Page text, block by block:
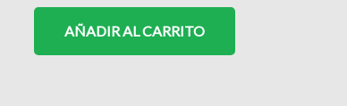
AÑADIR AL CARRITO